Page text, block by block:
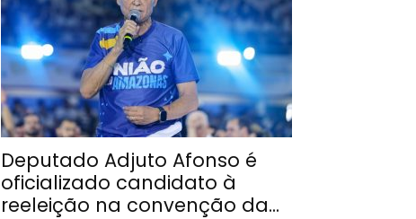
Deputado Adjuto Afonso é
oficializado candidato à
reeleição na convenção da...